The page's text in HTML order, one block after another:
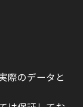
際のデータと